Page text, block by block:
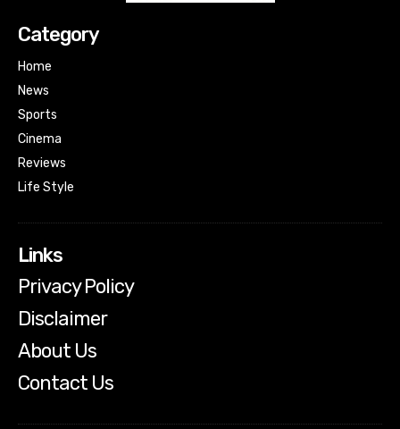
Category
Home
News
Sports
Cinema
Reviews
Life Style
Links
Privacy Policy
Disclaimer
About Us
Contact Us